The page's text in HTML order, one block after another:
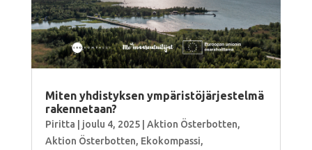
Miten yhdistyksen ympäristöjärjestelmä
rakennetaan?
Piritta joulu 4, 2025| Aktion Österbotten,
Aktion Österbotten, Ekokompassi,